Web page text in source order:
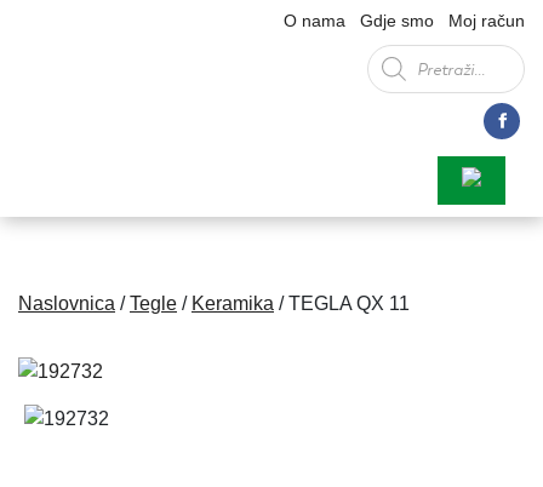
O nama Gdje smo Moj račun
Products
search
Naslovnica /Tegle / Keramika / TEGLA QX 11